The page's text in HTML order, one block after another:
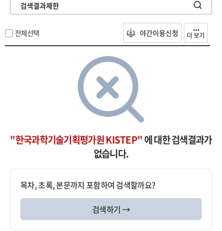
검색결과제한
전체선택 야간이용신청 더 보기
"한국과학기술기획평가원 KISTEP"에 대한 검색결과가
없습니다.
목차, 초록, 본문까지 포함하여 검색할까요?
검색하기 →